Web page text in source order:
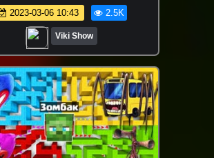
in my mouth Challenge /
Вики Шоу
2023-03-06 10:43 2.5K
Viki Show